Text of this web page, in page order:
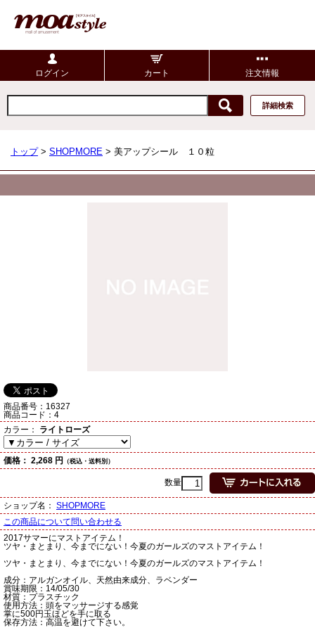
ログイン カート 注文情報
詳細検索
トップ> SHOPMORE > 美アップシール １０粒
商品番号： 16327
商品コード： 4
カラー：
ライトローズ
価格： 2,268 円 （税込・送料別）
数量
ショップ名： SHOPMORE
この商品について問い合わせる
2017サマーにマストアイテム！
ツヤ・まとまり、今までにない！今夏のガールズのマストアイテム！
ツヤ・まとまり、今までにない！今夏のガールズのマストアイテム！
成分：アルガンオイル、天然由来成分、ラベンダー
賞味期限：14/05/30
材質：プラスチック
使用方法：頭をマッサージする感覚
掌に500円玉ほどを手に取る
保存方法：高温を避けて下さい。